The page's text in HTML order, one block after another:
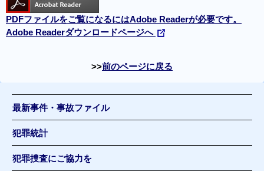
PDFファイルをご覧になるにはAdobe Readerが必要です。
Adobe Readerダウンロードページへ
前のページに戻る
最新事件・事故ファイル
犯罪統計
犯罪捜査にご協力を